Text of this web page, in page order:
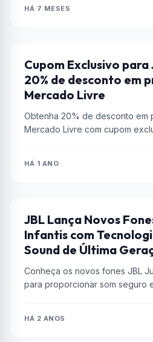
HÁ 7 MESES
AMPLIFICADORES DE ÁUDIO
Cupom Exclusivo
20% de desconto em
Mercado Livre
Obtenha 20% de desconto em
Mercado Livre com cupom
HÁ 1 ANO
ALTO FALANTES
JBL Lança Novos
Infantis com
Sound de Última
Conheça os novos fones JBL
para proporcionar som seguro
HÁ 2 ANOS